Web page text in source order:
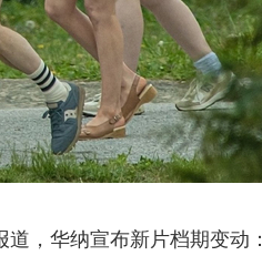
，华纳宣布新片档期变动：